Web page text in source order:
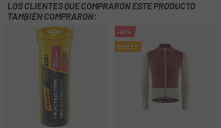
LOS CLIENTES QUE COMPRARON ESTE PRODUCTO
TAMBIÉN COMPRARON:
-40%
OUTLET